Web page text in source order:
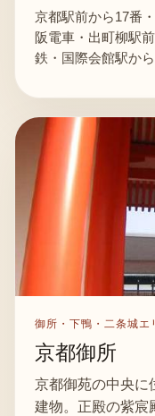
京都駅前から17番
阪電車・出町柳駅
鉄・国際会館駅か
御所・下鴨・二条城エ
京都御所
京都御苑の中央に
建物。正殿の紫宸